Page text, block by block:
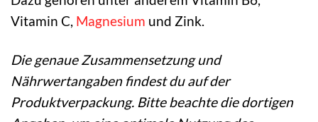
Vitamin C, Magnesium und Zink.
Die genaue Zusammensetzung und
Nährwertangaben findest du auf der
Produktverpackung. Bitte beachte die dortigen